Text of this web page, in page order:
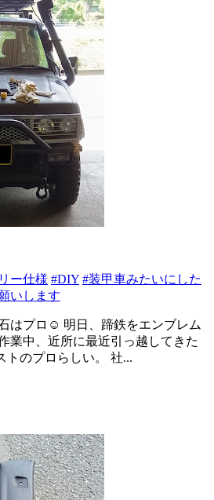
ー仕様 #DIY #装甲車みたいにした
いします
はプロ☺️ 明日、蹄鉄をエンブレム
業中、近所に最近引っ越してきた
トのプロらしい。 社...